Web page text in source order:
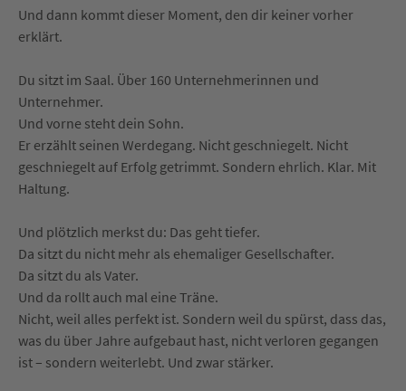
Und dann kommt dieser Moment, den dir keiner vorher
erklärt.
Du sitzt im Saal. Über 160 Unternehmerinnen und
Unternehmer.
Und vorne steht dein Sohn.
Er erzählt seinen Werdegang. Nicht geschniegelt. Nicht
geschniegelt auf Erfolg getrimmt. Sondern ehrlich. Klar. Mit
Haltung.
Und plötzlich merkst du: Das geht tiefer.
Da sitzt du nicht mehr als ehemaliger Gesellschafter.
Da sitzt du als Vater.
Und da rollt auch mal eine Träne.
Nicht, weil alles perfekt ist. Sondern weil du spürst, dass das,
was du über Jahre aufgebaut hast, nicht verloren gegangen
ist – sondern weiterlebt. Und zwar stärker.